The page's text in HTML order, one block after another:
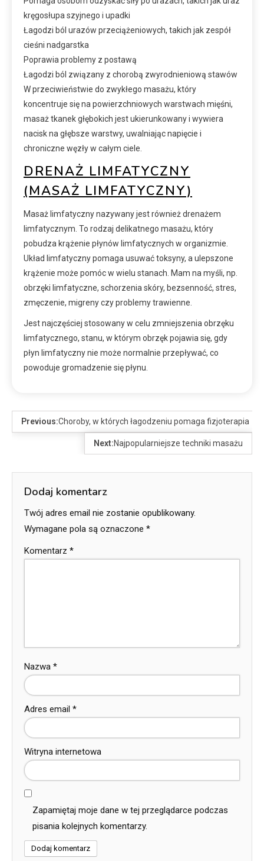
kręgosłupa szyjnego i upadki
Łagodzi ból urazów przeciążeniowych, takich jak zespół
cieśni nadgarstka
Poprawia problemy z postawą
Łagodzi ból związany z chorobą zwyrodnieniową stawów
W przeciwieństwie do zwykłego masażu, który
koncentruje się na powierzchniowych warstwach mięśni,
masaż tkanek głębokich jest ukierunkowany i wywiera
nacisk na głębsze warstwy, uwalniając napięcie i
chroniczne węzły w całym ciele.
DRENAŻ LIMFATYCZNY
(MASAŻ LIMFATYCZNY)
Masaż limfatyczny nazywany jest również drenażem
limfatycznym. To rodzaj delikatnego masażu, który
pobudza krążenie płynów limfatycznych w organizmie.
Układ limfatyczny pomaga usuwać toksyny, a ulepszone
krążenie może pomóc w wielu stanach. Mam na myśli, np.
obrzęki limfatyczne, schorzenia skóry, bezsenność, stres,
zmęczenie, migreny czy problemy trawienne.
Jest najczęściej stosowany w celu zmniejszenia obrzęku
limfatycznego, stanu, w którym obrzęk pojawia się, gdy
płyn limfatyczny nie może normalnie przepływać, co
powoduje gromadzenie się płynu.
Previous:Choroby, w których łagodzeniu pomaga fizjoterapia
Next:Najpopularniejsze techniki masażu
Dodaj komentarz
Twój adres email nie zostanie opublikowany.
Wymagane pola są oznaczone *
Komentarz *
Nazwa *
Adres email *
Witryna internetowa
Zapamiętaj moje dane w tej przeglądarce podczas
pisania kolejnych komentarzy.